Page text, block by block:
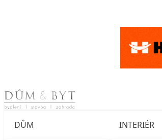
Skip to content
DŮM INTERIÉR